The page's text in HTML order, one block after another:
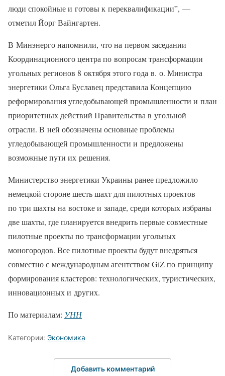
люди спокойные и готовы к переквалификации”, —
отметил Йорг Вайнгартен.
В Минэнерго напомнили, что на первом заседании
Координационного центра по вопросам трансформации
угольных регионов 8 октября этого года в. о. Министра
энергетики Ольга Буславец представила Концепцию
реформирования угледобывающей промышленности и план
приоритетных действий Правительства в угольной
отрасли. В ней обозначены основные проблемы
угледобывающей промышленности и предложены
возможные пути их решения.
Министерство энергетики Украины ранее предложило
немецкой стороне шесть шахт для пилотных проектов
по три шахты на востоке и западе, среди которых избраны
две шахты, где планируется внедрить первые совместные
пилотные проекты по трансформации угольных
моногородов. Все пилотные проекты будут внедряться
совместно с международным агентством GiZ по принципу
формирования кластеров: технологических, туристических,
инновационных и других.
По материалам: УНН
Категории: Экономика
Добавить комментарий